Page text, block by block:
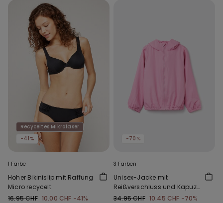
Recyceltes Mikrofaser
-41%
1 Farbe
Hoher Bikinislip mit Raffung
Micro recycelt
16.95 CHF 10.00 CHF -41%
-70%
3 Farben
Unisex-Jacke mit
Reißverschluss und Kapuze
aus Funktionsgewebe für
34.95 CHF 10.45 CHF -70%